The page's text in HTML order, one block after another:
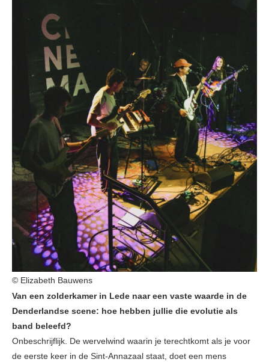
© Elizabeth Bauwens
Van een zolderkamer in Lede naar een vaste waarde in de
Denderlandse scene: hoe hebben jullie die evolutie als
band beleefd?
Onbeschrijflijk. De wervelwind waarin je terechtkomt als je voor
de eerste keer in de Sint-Annazaal staat, doet een mens